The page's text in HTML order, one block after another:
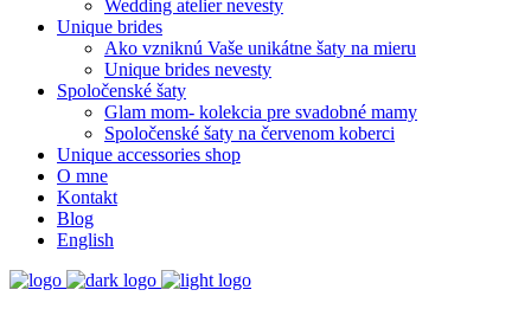
Wedding atelier nevesty
Unique brides
Ako vzniknú Vaše unikátne šaty na mieru
Unique brides nevesty
Spoločenské šaty
Glam mom- kolekcia pre svadobné mamy
Spoločenské šaty na červenom koberci
Unique accessories shop
O mne
Kontakt
Blog
English